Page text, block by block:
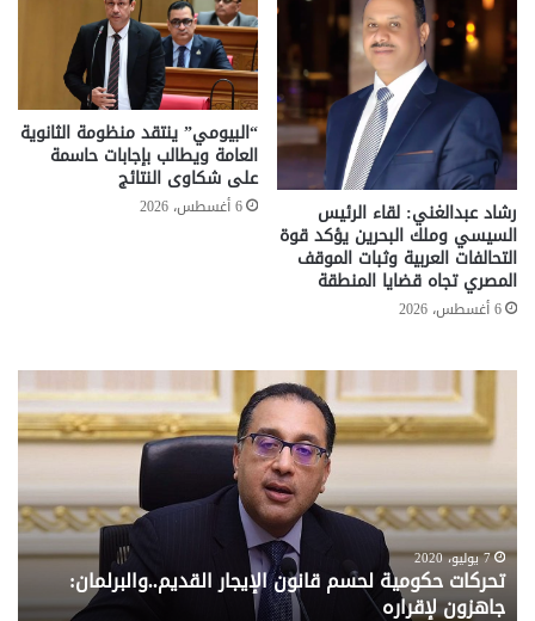
رشاد عبدالغني: لقاء الرئيس
السيسي وملك البحرين يؤكد قوة
التحالفات العربية وثبات الموقف
المصري تجاه قضايا المنطقة
6 أغسطس، 2026
“البيومي” ينتقد منظومة الثانوية
العامة ويطالب بإجابات حاسمة
على شكاوى النتائج
6 أغسطس، 2026
تحركات
حكومية
لحسم
قانون
القديم..والبرلمان:
جاهزون
لإقراره
7 يوليو، 2020
تحركات حكومية لحسم قانون الإيجار القديم..والبرلمان:
جاهزون لإقراره
..
من